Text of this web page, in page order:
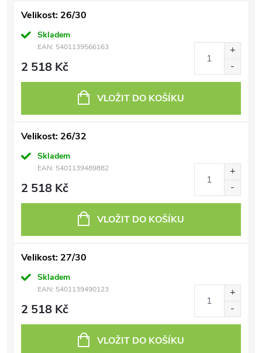
Velikost: 26/30
Skladem
EAN: 5401139566163
2 518 Kč
VLOŽIT DO KOŠÍKU
Velikost: 26/32
Skladem
EAN: 5401139489882
2 518 Kč
VLOŽIT DO KOŠÍKU
Velikost: 27/30
Skladem
EAN: 5401139490123
2 518 Kč
VLOŽIT DO KOŠÍKU